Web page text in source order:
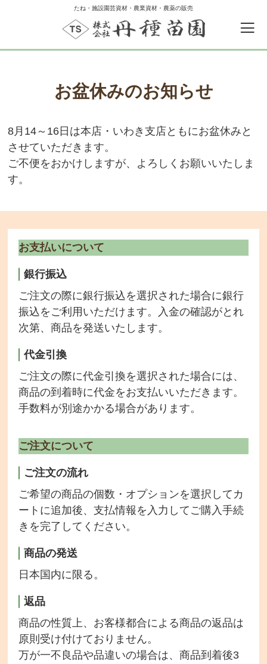
たね・施設園芸資材・農業資材・農薬の販売
商品一覧
取り扱い商品・メーカー
希釈情報
会社情報
お盆休みのお知らせ
8月14～16日は本店・いわき支店ともにお盆休みと
させていただきます。
ご不便をおかけしますが、よろしくお願いいたしま
す。
お支払いについて
銀行振込
ご注文の際に銀行振込を選択された場合に銀行
振込をご利用いただけます。入金の確認がとれ
次第、商品を発送いたします。
代金引換
ご注文の際に代金引換を選択された場合には、
商品の到着時に代金をお支払いいただきます。
手数料が別途かかる場合があります。
ご注文について
ご注文の流れ
ご希望の商品の個数・オプションを選択してカ
ートに追加後、支払情報を入力してご購入手続
きを完了してください。
商品の発送
日本国内に限る。
返品
商品の性質上、お客様都合による商品の返品は
原則受け付けておりません。
万が一不良品や品違いの場合は、商品到着後3